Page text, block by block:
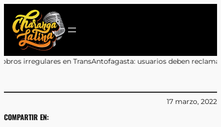
contenido
TransAntofagasta: usuarios deben reclamar a sus bancos•
COMPARTIR EN:
17 marzo, 2022